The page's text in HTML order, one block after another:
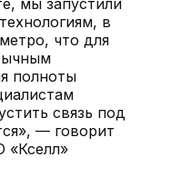
в
что для
полноты
связь под
— говорит
«Кселл»